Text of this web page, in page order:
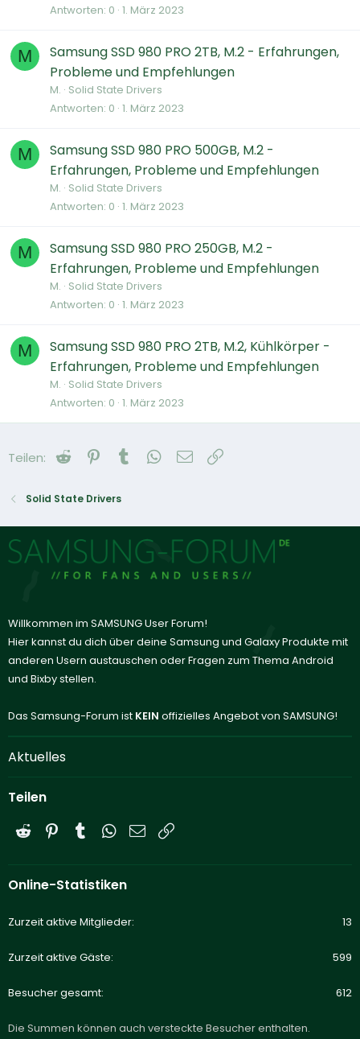
Antworten 0 1. März 2023
M
Samsung SSD 980 PRO 2TB, M.2 - Erfahrungen,
Probleme und Empfehlungen
M. Solid State Drivers
Antworten 0 1. März 2023
M
Samsung SSD 980 PRO 500GB, M.2 -
Erfahrungen, Probleme und Empfehlungen
M. Solid State Drivers
Antworten 0 1. März 2023
M
Samsung SSD 980 PRO 250GB, M.2 -
Erfahrungen, Probleme und Empfehlungen
M. Solid State Drivers
Antworten 0 1. März 2023
M
Samsung SSD 980 PRO 2TB, M.2, Kühlkörper -
Erfahrungen, Probleme und Empfehlungen
M. Solid State Drivers
Antworten 0 1. März 2023
Teilen: Reddit Pinterest
Tumblr WhatsApp
E-Mail
Solid State Drivers
Willkommen im SAMSUNG User Forum!
Hier kannst du dich über deine Samsung und Galaxy Produkte mit
anderen Usern austauschen oder Fragen zum Thema Android
und Bixby stellen.
Das Samsung-Forum ist KEIN offizielles Angebot von SAMSUNG!
Aktuelles
Teilen
Reddit PinterestTumblrWhatsApp
E-Mail
Online-Statistiken
Zurzeit aktive Mitglieder 13
Zurzeit aktive Gäste 599
Besucher gesamt 612
Die Summen können auch versteckte Besucher enthalten.